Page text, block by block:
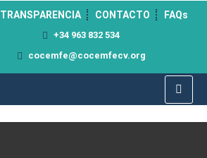
TRANSPARENCIA CONTACTO FAQs
+34 963 832 534
cocemfe@cocemfecv.org